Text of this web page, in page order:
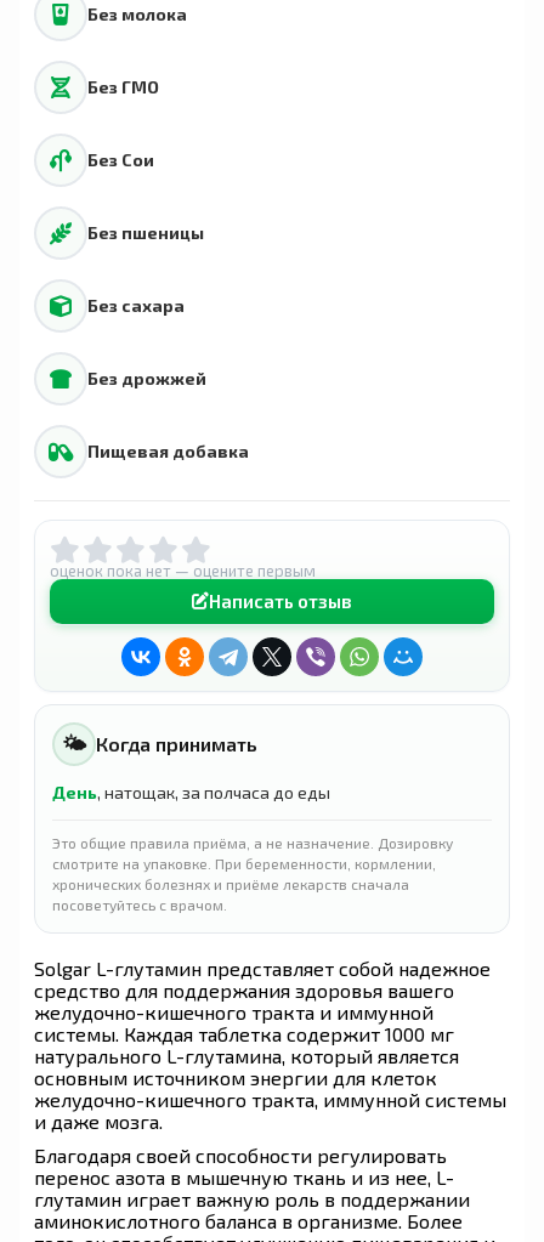
Без молока
Без ГМО
Без Сои
Без пшеницы
Без сахара
Без дрожжей
Пищевая добавка
оценок пока нет — оцените первым
Написать отзыв
🌤 Когда принимать
День, натощак, за полчаса до еды
Это общие правила приёма, а не назначение. Дозировку
смотрите на упаковке. При беременности, кормлении,
хронических болезнях и приёме лекарств сначала
посоветуйтесь с врачом.
Solgar L-глутамин представляет собой надежное
средство для поддержания здоровья вашего
желудочно-кишечного тракта и иммунной
системы. Каждая таблетка содержит 1000 мг
натурального L-глутамина, который является
основным источником энергии для клеток
желудочно-кишечного тракта, иммунной системы
и даже мозга.
Благодаря своей способности регулировать
перенос азота в мышечную ткань и из нее, L-
глутамин играет важную роль в поддержании
аминокислотного баланса в организме. Более